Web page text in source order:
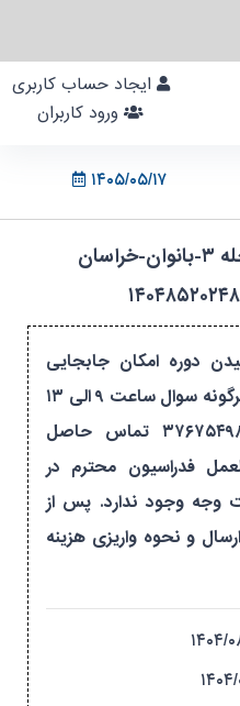
۱۴۰۵/۰۵/۱۷
آزمون-ورزش یوگا-مرحله ۳-بانوان-خراسان
دوره امکان جابجایی
تاریخ وجود دارد. در صورت هرگونه سوال ساعت ۹ الی ۱۳
با شماره ۳۷۶۷۳۲۹۲ و ۳۷۶۷۵۴۹۸ تماس حاصل
فدراسیون محترم در
وجه وجود ندارد. پس از
و نحوه واریزی هزینه
۰۸/۰۵
۱۶